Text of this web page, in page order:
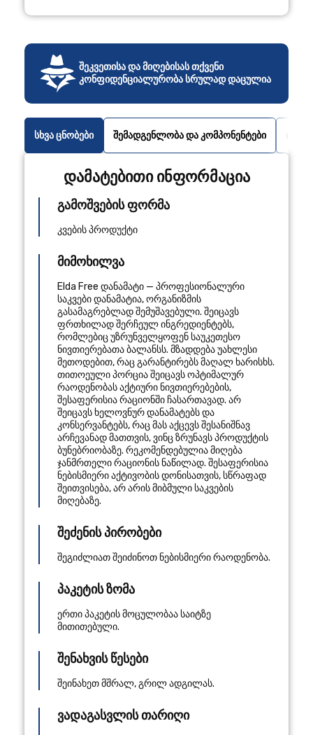
შეკვეთისა და მიღებისას თქვენი
კონფიდენციალურობა სრულად დაცულია
სხვა ცნობები შემადგენლობა და კომპონენტები
დამატებითი ინფორმაცია
გამოშვების ფორმა
კვების პროდუქტი
მიმოხილვა
Elda Free დანამატი — პროფესიონალური
საკვები დანამატია, ორგანიზმის
გასამაგრებლად შემუშავებული. შეიცავს
ფრთხილად შერჩეულ ინგრედიენტებს,
რომლებიც უზრუნველყოფენ საუკეთესო
ნივთიერებათა ბალანსს. მზადდება უახლესი
მეთოდებით, რაც გარანტირებს მაღალ ხარისხს.
თითოეული პორცია შეიცავს ოპტიმალურ
რაოდენობას აქტიური ნივთიერებების,
შესაფერისია რაციონში ჩასართავად. არ
შეიცავს ხელოვნურ დანამატებს და
კონსერვანტებს, რაც მას აქცევს შესანიშნავ
არჩევანად მათთვის, ვინც ზრუნავს პროდუქტის
ბუნებრიობაზე. რეკომენდებულია მიღება
ჯანმრთელი რაციონის ნაწილად. შესაფერისია
ნებისმიერი აქტივობის დონისათვის, სწრაფად
შეითვისება, არ არის მიბმული საკვების
მიღებაზე.
შეძენის პირობები
შეგიძლიათ შეიძინოთ ნებისმიერი რაოდენობა.
პაკეტის ზომა
ერთი პაკეტის მოცულობაა საიტზე
მითითებული.
შენახვის წესები
შეინახეთ მშრალ, გრილ ადგილას.
ვადაგასვლის თარიღი